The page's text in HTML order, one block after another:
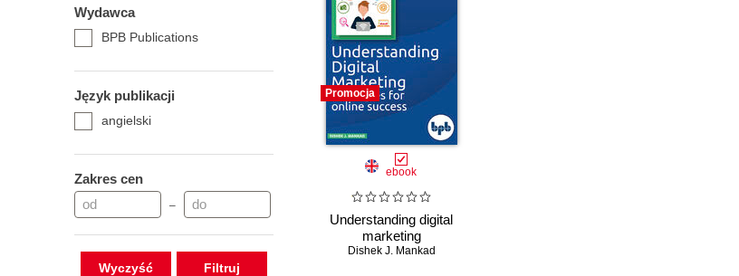
Wydawca
BPB Publications
Język publikacji
angielski
Zakres cen
–
Wyczyść
Promocja
ebook
Understanding digital
marketing
Dishek J. Mankad